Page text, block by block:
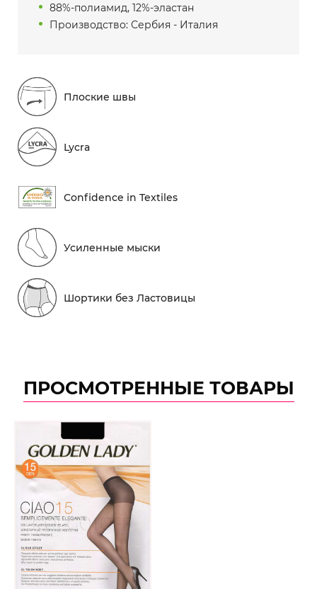
88%-полиамид, 12%-эластан
Производство: Сербия - Италия
Плоские швы
Lycra
Conf​idence in Textiles
Усиленные мыски
Шортики без Ластовицы
ПРОСМОТРЕННЫЕ ТОВАРЫ